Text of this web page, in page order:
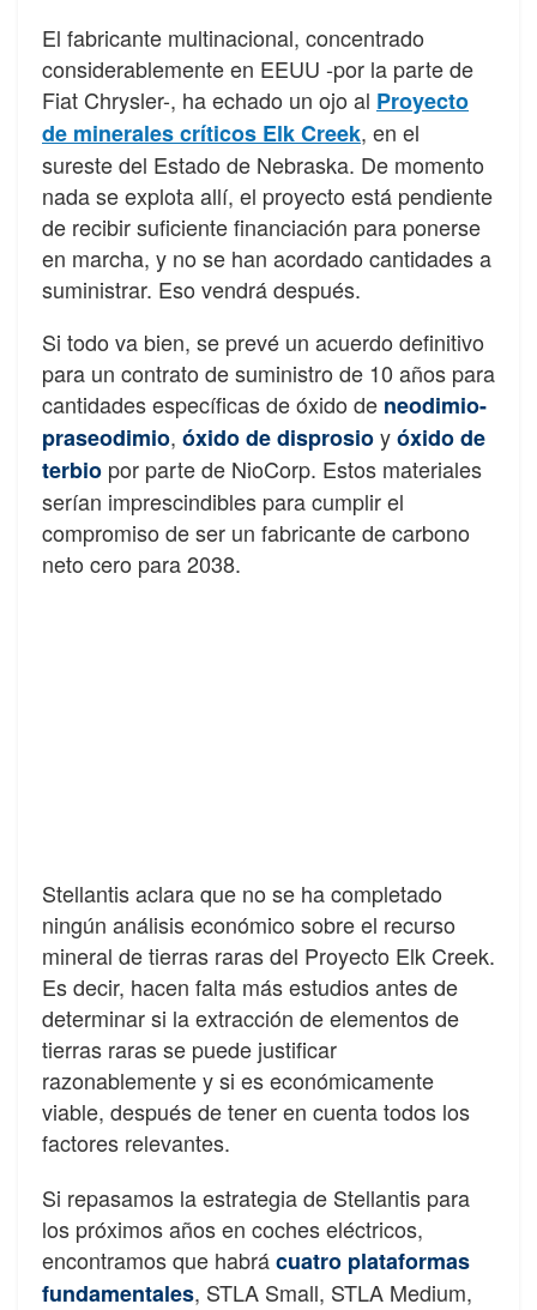
El fabricante multinacional, concentrado
considerablemente en EEUU -por la parte de
Fiat Chrysler-, ha echado un ojo al Proyecto
de minerales críticos Elk Creek, en el
sureste del Estado de Nebraska. De momento
nada se explota allí, el proyecto está pendiente
de recibir suficiente financiación para ponerse
en marcha, y no se han acordado cantidades a
suministrar. Eso vendrá después.
Si todo va bien, se prevé un acuerdo definitivo
para un contrato de suministro de 10 años para
cantidades específicas de óxido de neodimio-
praseodimio, óxido de disprosioyóxido de
terbio por parte de NioCorp. Estos materiales
serían imprescindibles para cumplir el
compromiso de ser un fabricante de carbono
neto cero para 2038.
Stellantis aclara que no se ha completado
ningún análisis económico sobre el recurso
mineral de tierras raras del Proyecto Elk Creek.
Es decir, hacen falta más estudios antes de
determinar si la extracción de elementos de
tierras raras se puede justificar
razonablemente y si es económicamente
viable, después de tener en cuenta todos los
factores relevantes.
Si repasamos la estrategia de Stellantis para
los próximos años en coches eléctricos,
encontramos que habrácuatro plataformas
fundamentales, STLA Small, STLA Medium,